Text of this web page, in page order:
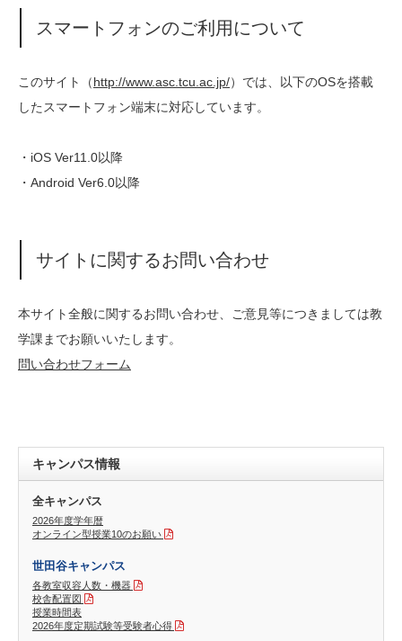
スマートフォンのご利用について
このサイト（http://www.asc.tcu.ac.jp/）では、以下のOSを搭載
したスマートフォン端末に対応しています。
・iOS Ver11.0以降
・Android Ver6.0以降
サイトに関するお問い合わせ
本サイト全般に関するお問い合わせ、ご意見等につきましては教
学課までお願いいたします。
問い合わせフォーム
キャンパス情報
全キャンパス
2026年度学年暦
オンライン型授業10のお願い
世田谷キャンパス
各教室収容人数・機器
校舎配置図
授業時間表
2026年度定期試験等受験者心得